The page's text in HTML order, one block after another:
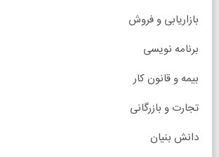
بازاریابی و فروش
برنامه نویسی
بیمه و قانون کار
تجارت و بازرگانی
دانش بنیان